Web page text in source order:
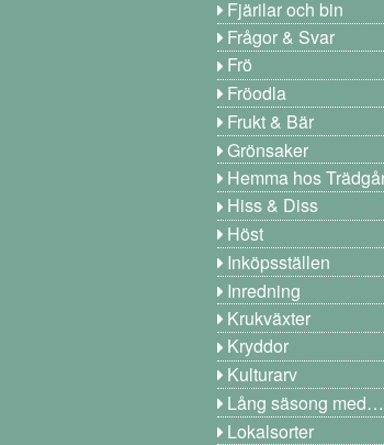
Fjärilar och bin
Frågor & Svar
Frö
Fröodla
Frukt & Bär
Grönsaker
Hemma hos
Hiss & Diss
Höst
Inköpsställen
Inredning
Krukväxter
Kryddor
Kulturarv
Lång säsong med…
Lokalsorter